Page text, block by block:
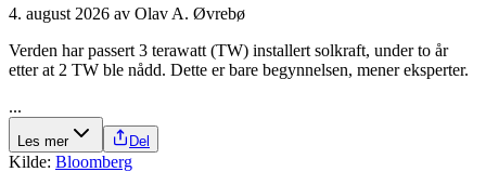
4. august 2026 av Olav A. Øvrebø
Verden har passert 3 terawatt (TW) installert solkraft, under to år
etter at 2 TW ble nådd. Dette er bare begynnelsen, mener eksperter.
...
Les mer Del
Kilde: Bloomberg